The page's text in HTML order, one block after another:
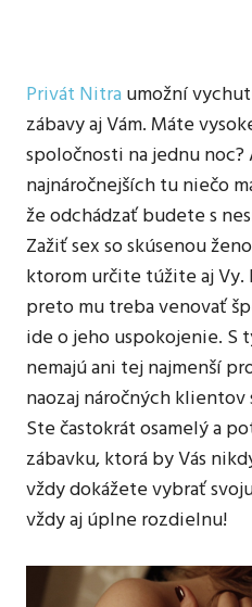
Privát Nitraumožní
zábavy aj Vám. Máte
spoločnosti na jednu
najnáročnejších tu niečo
že odchádzať budete s
Zažiť sex so skúsenou
ktorom určite túžite aj Vy.
preto mu treba venovať
ide o jeho uspokojenie. S
nemajú ani tej najmenší
naozaj náročných klientov
Ste častokrát osamelý a
zábavku, ktorá by Vás
vždy dokážete vybrať
vždy aj úplne rozdielnu!